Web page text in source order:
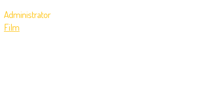
Administrator
Film